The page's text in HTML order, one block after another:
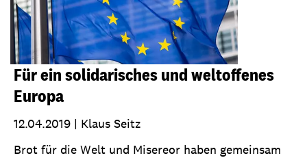
Für ein solidarisches und weltoffenes
Europa
12.04.2019 | Klaus Seitz
Brot für die Welt und Misereor haben gemeinsam